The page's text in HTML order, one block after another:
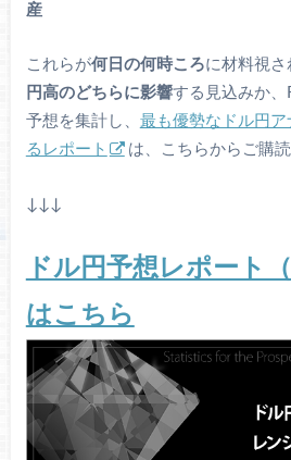
産
これらが何日の何時ころに材料視
円高のどちらに影響する見込みか、
予想を集計し、 最も優勢なドル円
るレポート
は、こちらからご購
↓↓↓
ドル円予想レポート
はこちら